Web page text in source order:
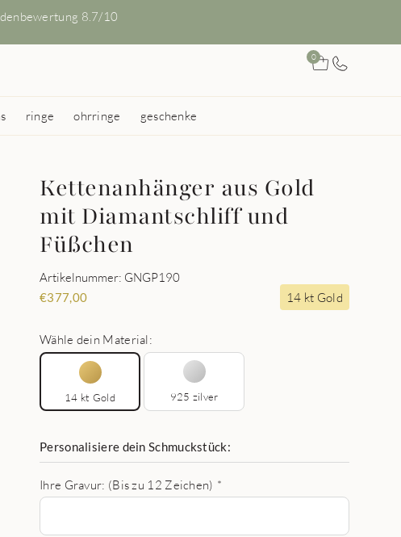
8.7/10
0
ringe ohrringe geschenke
Kettenanhänger aus Gold
mit Diamantschliff und
Füßchen
Artikelnummer: GNGP190
€377,00 14 kt Gold
Wähle dein Material:
14 kt Gold 925 zilver
Personalisiere dein Schmuckstück:
Ihre Gravur: (Bis zu 12 Zeichen) *